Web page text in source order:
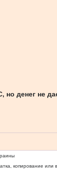
но денег не
копирование